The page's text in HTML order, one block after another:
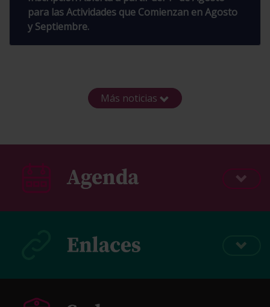
para las Actividades que Comienzan en Agosto
y Septiembre.
Más noticias